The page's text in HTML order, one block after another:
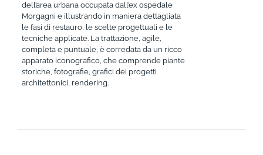
dell’area urbana occupata dall’ex ospedale
Morgagni e illustrando in maniera dettagliata
le fasi di restauro, le scelte progettuali e le
tecniche applicate. La trattazione, agile,
completa e puntuale, è corredata da un ricco
apparato iconografico, che comprende piante
storiche, fotografie, grafici dei progetti
architettonici, rendering.